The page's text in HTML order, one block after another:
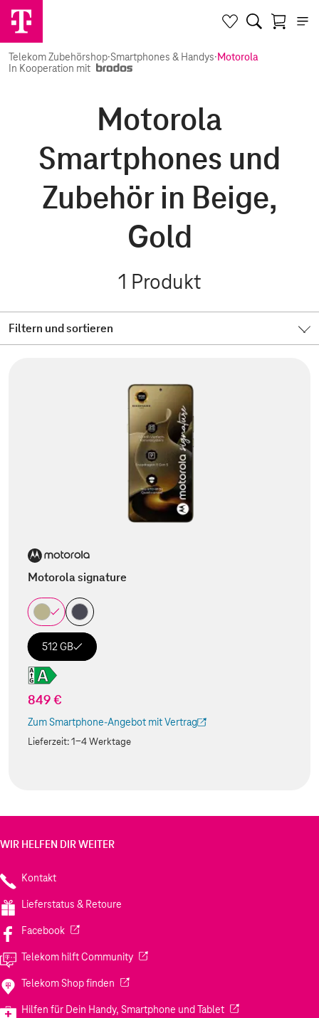
Telekom Zubehörshop·Smartphones & Handys·Motorola
In Kooperation mit
Motorola
Smartphones und
Zubehör in Beige,
Gold
1 Produkt
Filtern und sortieren
Motorola signature
512 GB
849 €
Zum Smartphone-Angebot mit Vertrag
(Der Link wird in einem neuen Tab geöffnet)
Lieferzeit:1-4 Werktage
WIR HELFEN DIR WEITER
Kontakt
Lieferstatus & Retoure
Facebook(Wird in einem neuen Tab geöffnet)
Telekom hilft Community(Wird in einem neuen Tab geöffnet)
Telekom Shop finden (Wird in einem neuen Tab geöffnet)
Hilfen für Dein Handy, Smartphone und Tablet(Wird in einem